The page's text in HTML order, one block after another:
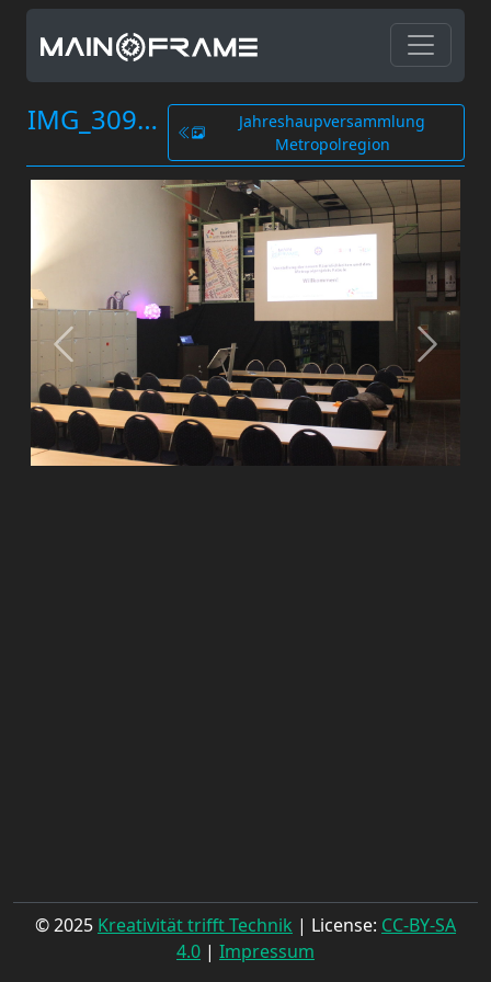
IMG_3094.JPG
Jahreshaupversammlung
Metropolregion
© 2025 Kreativität trifft Technik | License: CC-BY-SA
4.0 | Impressum